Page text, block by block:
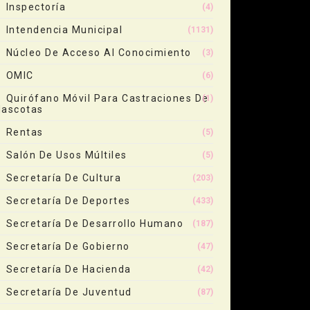
Inspectoría (4)
Intendencia Municipal (1131)
Núcleo De Acceso Al Conocimiento (3)
OMIC (6)
Quirófano Móvil Para Castraciones De(1)
Rentas (5)
Salón De Usos Múltiles (5)
Secretaría De Cultura (203)
Secretaría De Deportes (433)
Secretaría De Desarrollo Humano (187)
Secretaría De Gobierno (47)
Secretaría De Hacienda (42)
Secretaría De Juventud (87)